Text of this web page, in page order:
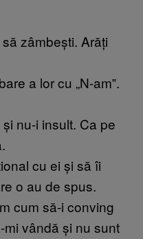
zâmbești. Arăți
a lor cu „N-am‟.
nu-i insult. Ca pe
cu ei și să îi
o au de spus.
cum să-i conving
vândă și nu sunt